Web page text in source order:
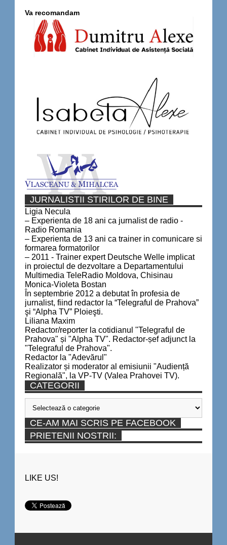
Va recomandam
JURNALISTII STIRILOR DE BINE
Ligia Necula
– Experienta de 18 ani ca jurnalist de radio -
Radio Romania
– Experienta de 13 ani ca trainer in comunicare si
formarea formatorilor
– 2011 - Trainer expert Deutsche Welle implicat
in proiectul de dezvoltare a Departamentului
Multimedia TeleRadio Moldova, Chisinau
Monica-Violeta Bostan
În septembrie 2012 a debutat în profesia de
jurnalist, fiind redactor la “Telegraful de Prahova”
şi “Alpha TV” Ploieşti.
Liliana Maxim
Redactor/reporter la cotidianul "Telegraful de
Prahova" și "Alpha TV". Redactor-șef adjunct la
"Telegraful de Prahova".
Redactor la "Adevărul"
Realizator și moderator al emisiunii "Audiență
Regională", la VP-TV (Valea Prahovei TV).
CATEGORII
Categorii
CE-AM MAI SCRIS PE FACEBOOK
PRIETENII NOSTRII:
LIKE US!